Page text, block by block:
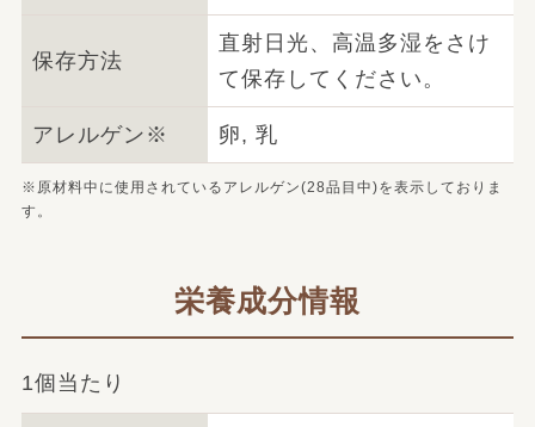
保存方法
直射日光、高温多湿をさけ
て保存してください。
アレルゲン※ 卵, 乳
※原材料中に使用されているアレルゲン(28品目中)を表示しておりま
す。
栄養成分情報
1個当たり